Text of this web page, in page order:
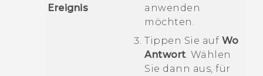
Ereignis
anwenden
möchten.
Tippen Sie auf Wo
Antwort . Wählen
Sie dann aus, für